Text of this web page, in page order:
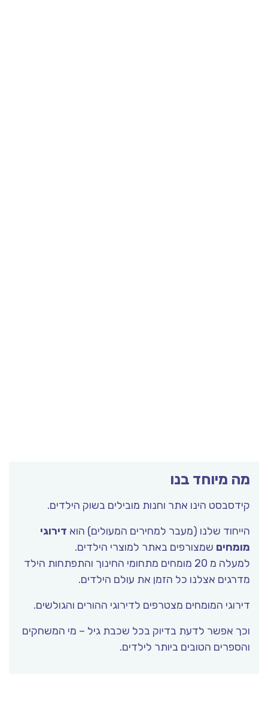
מה מיוחד בנו
קידסבסט הינו אתר וחנות מובילים בשוק הילדים.
הייחוד שלנו (מעבר למחירים המעולים) הוא דירוגי
מומחים שמצורפים באתר למוצרי הילדים.
למעלה מ 20 מומחים מתחומי החינוך והתפתחות הילד
מדרגים אצלנו כל הזמן את עולם הילדים.
דירוגי המומחים מצטרפים לדירוגי ההורים והגולשים.
וכך אפשר לדעת בדיוק בכל שכבת גיל – מי המשחקים
והספרים הטובים ביותר לילדים.